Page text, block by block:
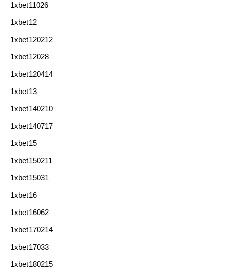
1xbet11026
1xbet12
1xbet120212
1xbet12028
1xbet120414
1xbet13
1xbet140210
1xbet140717
1xbet15
1xbet150211
1xbet15031
1xbet16
1xbet16062
1xbet170214
1xbet17033
1xbet180215